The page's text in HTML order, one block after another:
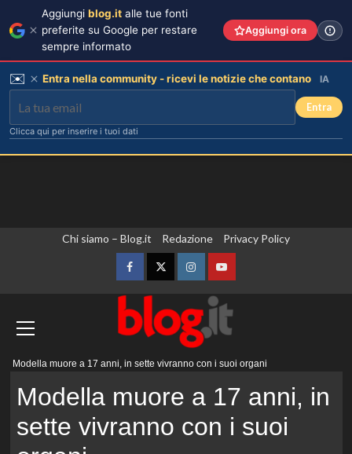
Chi siamo – Blog.it Redazione Privacy Policy
FacebookTwitterInstagramYouTube
Modella muore a 17 anni, in sette vivranno con i suoi organi
Modella muore a 17 anni, in
sette vivranno con i suoi
Aggiungi blog.it alle tue fonti
preferite su Google per restare
sempre informato
Aggiungi ora
✉️ Entra nella community - ricevi le notizie che contano IA
Entra
Clicca qui per inserire i tuoi dati